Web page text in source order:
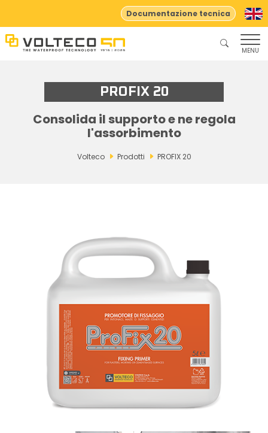
Documentazione tecnica
MENU
PROFIX 20
Consolida il supporto e ne regola
l'assorbimento
Volteco Prodotti PROFIX 20